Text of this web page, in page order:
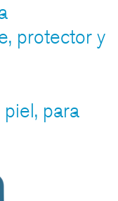
protector y
para